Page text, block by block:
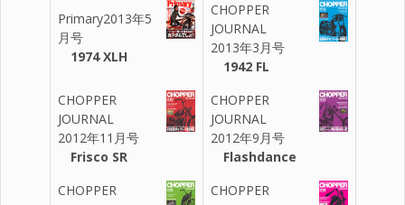
Primary2013年5
月号
1974 XLH
CHOPPER
JOURNAL
2013年3月号
1942 FL
CHOPPER
JOURNAL
2012年11月号
Frisco SR
CHOPPER
JOURNAL
2012年9月号
Flashdance
CHOPPER
CHOPPER